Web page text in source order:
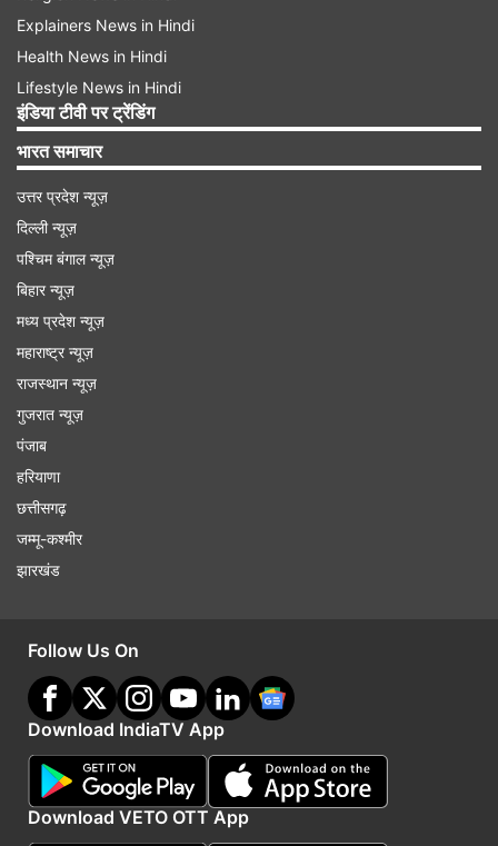
Explainers News in Hindi
Health News in Hindi
Lifestyle News in Hindi
इंडिया टीवी पर ट्रेंडिंग
भारत समाचार
उत्तर प्रदेश न्यूज़
दिल्ली न्यूज़
पश्चिम बंगाल न्यूज़
बिहार न्यूज़
मध्य प्रदेश न्यूज़
महाराष्ट्र न्यूज़
राजस्थान न्यूज़
गुजरात न्यूज़
पंजाब
हरियाणा
छत्तीसगढ़
जम्मू-कश्मीर
झारखंड
Follow Us On
Download IndiaTV App
Download VETO OTT App